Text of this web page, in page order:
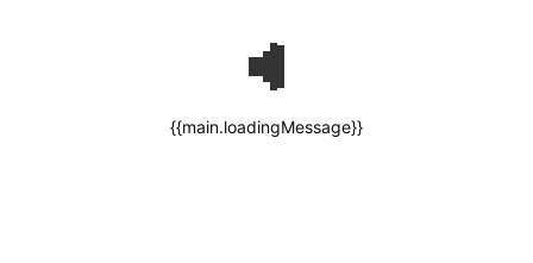
{{main.loadingMessage}}